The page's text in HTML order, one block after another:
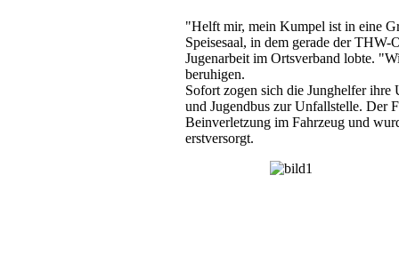
"Helft mir, mein Kumpel ist in eine
Speisesaal, in dem gerade der
Jugenarbeit im Ortsverband lobte.
beruhigen.
Sofort zogen sich die Junghelfer
und Jugendbus zur Unfallstelle. Der
Beinverletzung im Fahrzeug und
erstversorgt.